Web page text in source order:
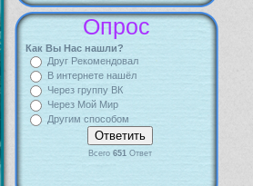
Опрос
Как Вы Нас нашли?
Друг Рекомендовал
В интернете нашёл
Через группу ВК
Через Мой Мир
Другим способом
Всего 651Ответ